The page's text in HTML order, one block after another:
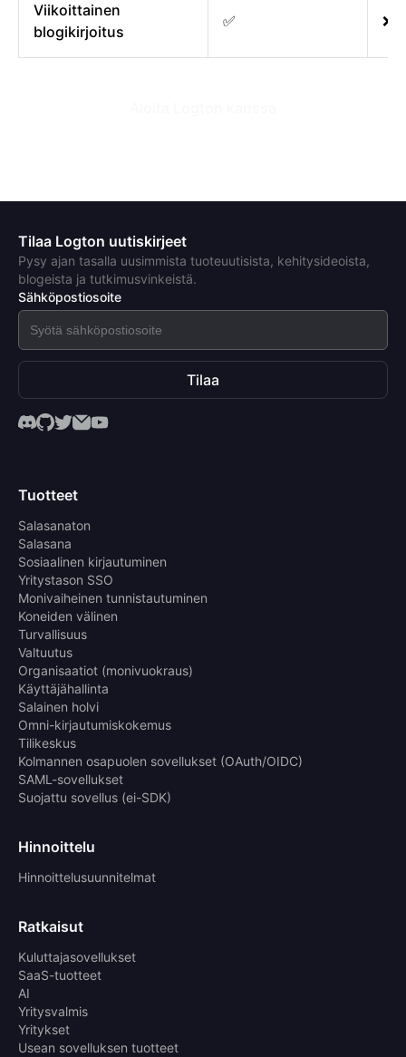
Viikoittainen
blogikirjoitus
✅ ❌
Tilaa Logton uutiskirjeet
Pysy ajan tasalla uusimmista tuoteuutisista, kehitysideoista,
blogeista ja tutkimusvinkeistä.
Sähköpostiosoite
Tilaa
Tuotteet
Salasanaton
Salasana
Sosiaalinen kirjautuminen
Yritystason SSO
Monivaiheinen tunnistautuminen
Koneiden välinen
Turvallisuus
Valtuutus
Organisaatiot (monivuokraus)
Käyttäjähallinta
Salainen holvi
Omni-kirjautumiskokemus
Tilikeskus
Kolmannen osapuolen sovellukset (OAuth/OIDC)
SAML-sovellukset
Suojattu sovellus (ei-SDK)
Hinnoittelu
Hinnoittelusuunnitelmat
Ratkaisut
Kuluttajasovellukset
SaaS-tuotteet
AI
Yritysvalmis
Yritykset
Usean sovelluksen tuotteet